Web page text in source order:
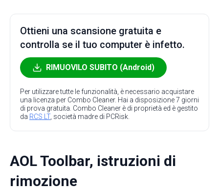
Ottieni una scansione gratuita e
controlla se il tuo computer è infetto.
RIMUOVILO SUBITO (Android)
Per utilizzare tutte le funzionalità, è necessario acquistare
una licenza per Combo Cleaner. Hai a disposizione 7 giorni
di prova gratuita. Combo Cleaner è di proprietà ed è gestito
da RCS LT, società madre di PCRisk.
AOL Toolbar, istruzioni di
rimozione